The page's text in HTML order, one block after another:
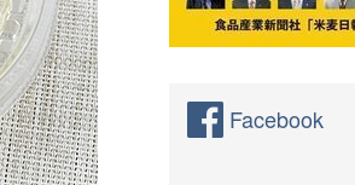
Facebook